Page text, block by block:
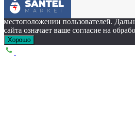
Этот сайт собирает cookie-файлы,
местоположении пользователей.
сайта означает ваше согласие на
Хорошо